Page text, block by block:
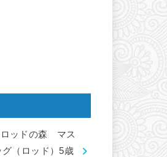
ロッドの森 マス
（ロッド）5歳